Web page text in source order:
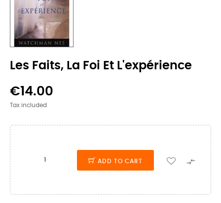
Les Faits, La Foi Et L'expérience
€14.00
Tax included
ADD TO CART 